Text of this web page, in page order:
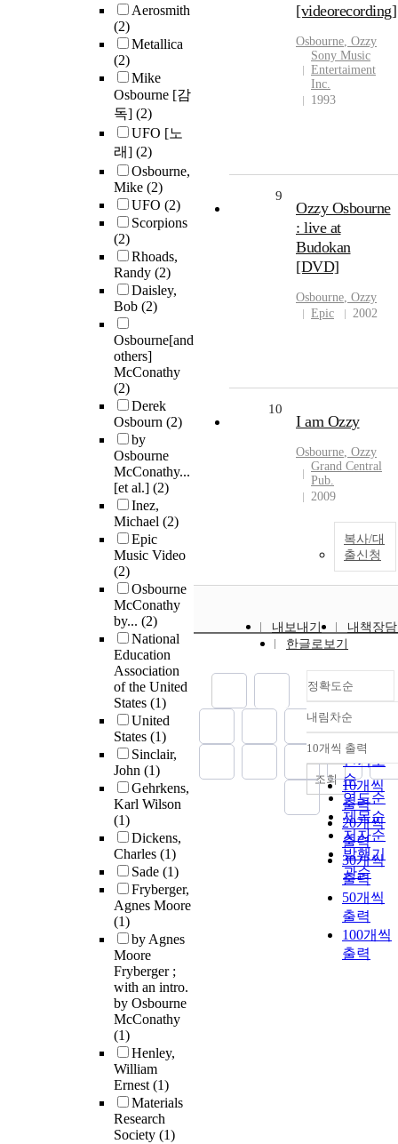
Aerosmith
(2)
Metallica
(2)
Mike
Osbourne [감
독] (2)
UFO [노
래] (2)
Osbourne,
Mike (2)
UFO (2)
Scorpions
(2)
Rhoads,
Randy (2)
Daisley,
Bob (2)
Osbourne[and
others]
McConathy
(2)
Derek
Osbourn (2)
by
Osbourne
McConathy...
[et al.] (2)
Inez,
Michael (2)
Epic
Music Video
(2)
Osbourne
McConathy
by... (2)
National
Education
Association
of the United
States (1)
United
States (1)
Sinclair,
John (1)
Gehrkens,
Karl Wilson
(1)
Dickens,
Charles (1)
Sade (1)
Fryberger,
Agnes Moore
(1)
by Agnes
Moore
Fryberger ;
with an intro.
by Osbourne
McConathy
(1)
Henley,
William
Ernest(1)
Materials
Research
Society (1)
[videorecording]
Osbourne, Ozzy
Sony Music
Entertaiment
Inc.
1993
9
Ozzy Osbourne
: live at
Budokan
[DVD]
Osbourne, Ozzy
Epic
2002
10
I am Ozzy
Osbourne, Ozzy
Grand Central
Pub.
2009
복사/대
출신청
내보내기
내책장
한글로보기
정확도순
정확도
순
인기도
순
연도순
제목순
저자순
발행기
관순
내림차순
내림차순
10개씩 출력
10개씩
출력
20개씩
출력
30개씩
출력
50개씩
출력
100개씩
출력
조회